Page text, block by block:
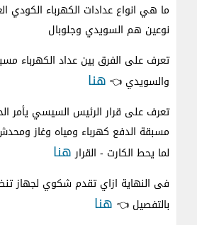
ما هي انواع عدادات الكهرباء الكودي
نوعين هم السويدي وجلوبال
تعرف على الفرق بين عداد الكهرباء
والسويدي 👈 هنا
تعرف على قرار الرئيس السيسي يأمر
مسبقة الدفع كهرباء ومياه وغاز
لما يحط الكارت - القرارهنا
فى النهاية ازاي تقدم شكوي لجهاز
بالتفصيل 👈 هنا